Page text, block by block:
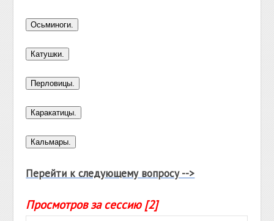
Перейти к следующему вопросу -->
Просмотров за сессию [2]